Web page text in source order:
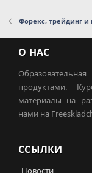
Форекс, трейдинг и
О НАС
продуктами.
материалы на
нами на
ССЫЛКИ
Новости